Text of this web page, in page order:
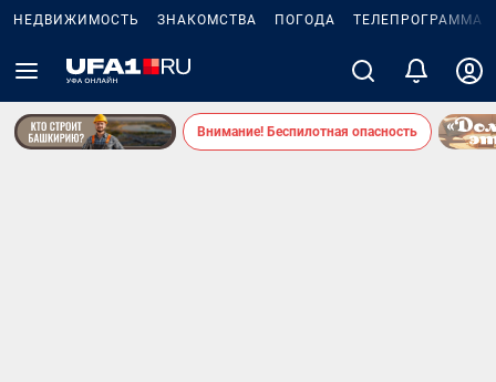
НЕДВИЖИМОСТЬ ЗНАКОМСТВА ПОГОДА ТЕЛЕПРОГРАММА
Внимание! Беспилотная опасность